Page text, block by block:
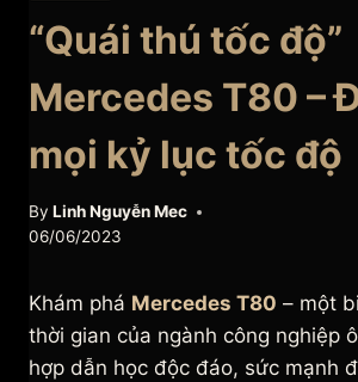
“Quái thú tốc độ”
Mercedes T80 –
mọi kỷ lục tốc độ
By Linh Nguyễn Mec
06/06/2023
Khám phá Mercedes T80 – một
thời gian của ngành công nghiệp
hợp dẫn học độc đáo, sức mạnh